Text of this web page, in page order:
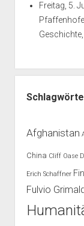
Freitag, 5.
Afghanistan
China Cliff Oase
Erich Schaffner
Fulvio